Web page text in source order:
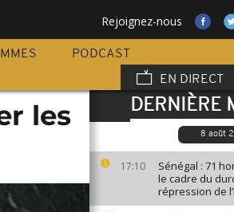
Rejoignez-nous
PODCAST
EN DIRECT
DERNIÈRE
8 août
17:10
Sénégal : 71
le cadre du
répression de
les